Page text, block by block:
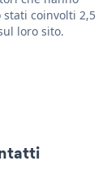
coinvolti 2,5
loro sito.